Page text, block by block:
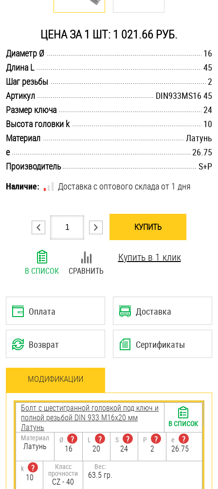
Саморезы и шурупы
Стопорные кольца
Такелаж
Хомуты
Шайбы
Шплинты
Штифты и пальцы
ЦЕНА ЗА 1 ШТ: 1 021.66 РУБ.
Диаметр Ø
16
Длина L
45
Шаг резьбы
2
Артикул
DIN933MS16 45
Размер ключа
24
Высота головки k
10
Материал
Латунь
e
26.75
Производитель
S+P
Наличие:
Доставка с оптового склада от 1 дня
КУПИТЬ
В СПИСОК СРАВНИТЬ
Купить в 1 клик
Оплата Доставка
Возврат Сертификаты
МОДИФИКАЦИИ
Болт с шестигранной головкой под ключ и
полной резьбой DIN 933 М16х20 мм
Латунь
Материал
Латунь
Ø
?
16
L
?
20
S
?
24
P
?
2
e
?
26.75
k
?
10
Класс
прочности
CZ - 40
Вес:
63.5 гр.
В СПИСОК